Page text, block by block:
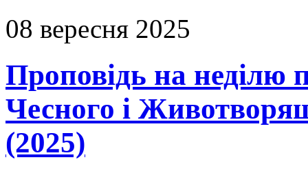
08 вересня 2025
Проповідь на неділю
Чесного і
(2025)